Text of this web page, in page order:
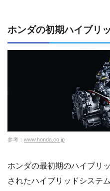
ホンダの初期ハイブリ
参考： www.honda.co.jp
ホンダの最初期のハイブリ
されたハイブリッドシステ